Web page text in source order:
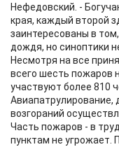
Нефедовский. -
края, каждый второй
заинтересованы в
дождя, но синоптики
Несмотря на все
всего шесть пожаров
участвуют более 810
Авиапатрулирование,
возгораний
Часть пожаров - в
пунктам не угрожает.